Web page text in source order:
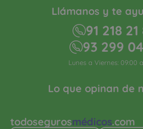
todosegurosmédicos.com
Lo que opinan de
Llámanos y te
91 218 21
93 299
Lunes a Viernes: 09:00